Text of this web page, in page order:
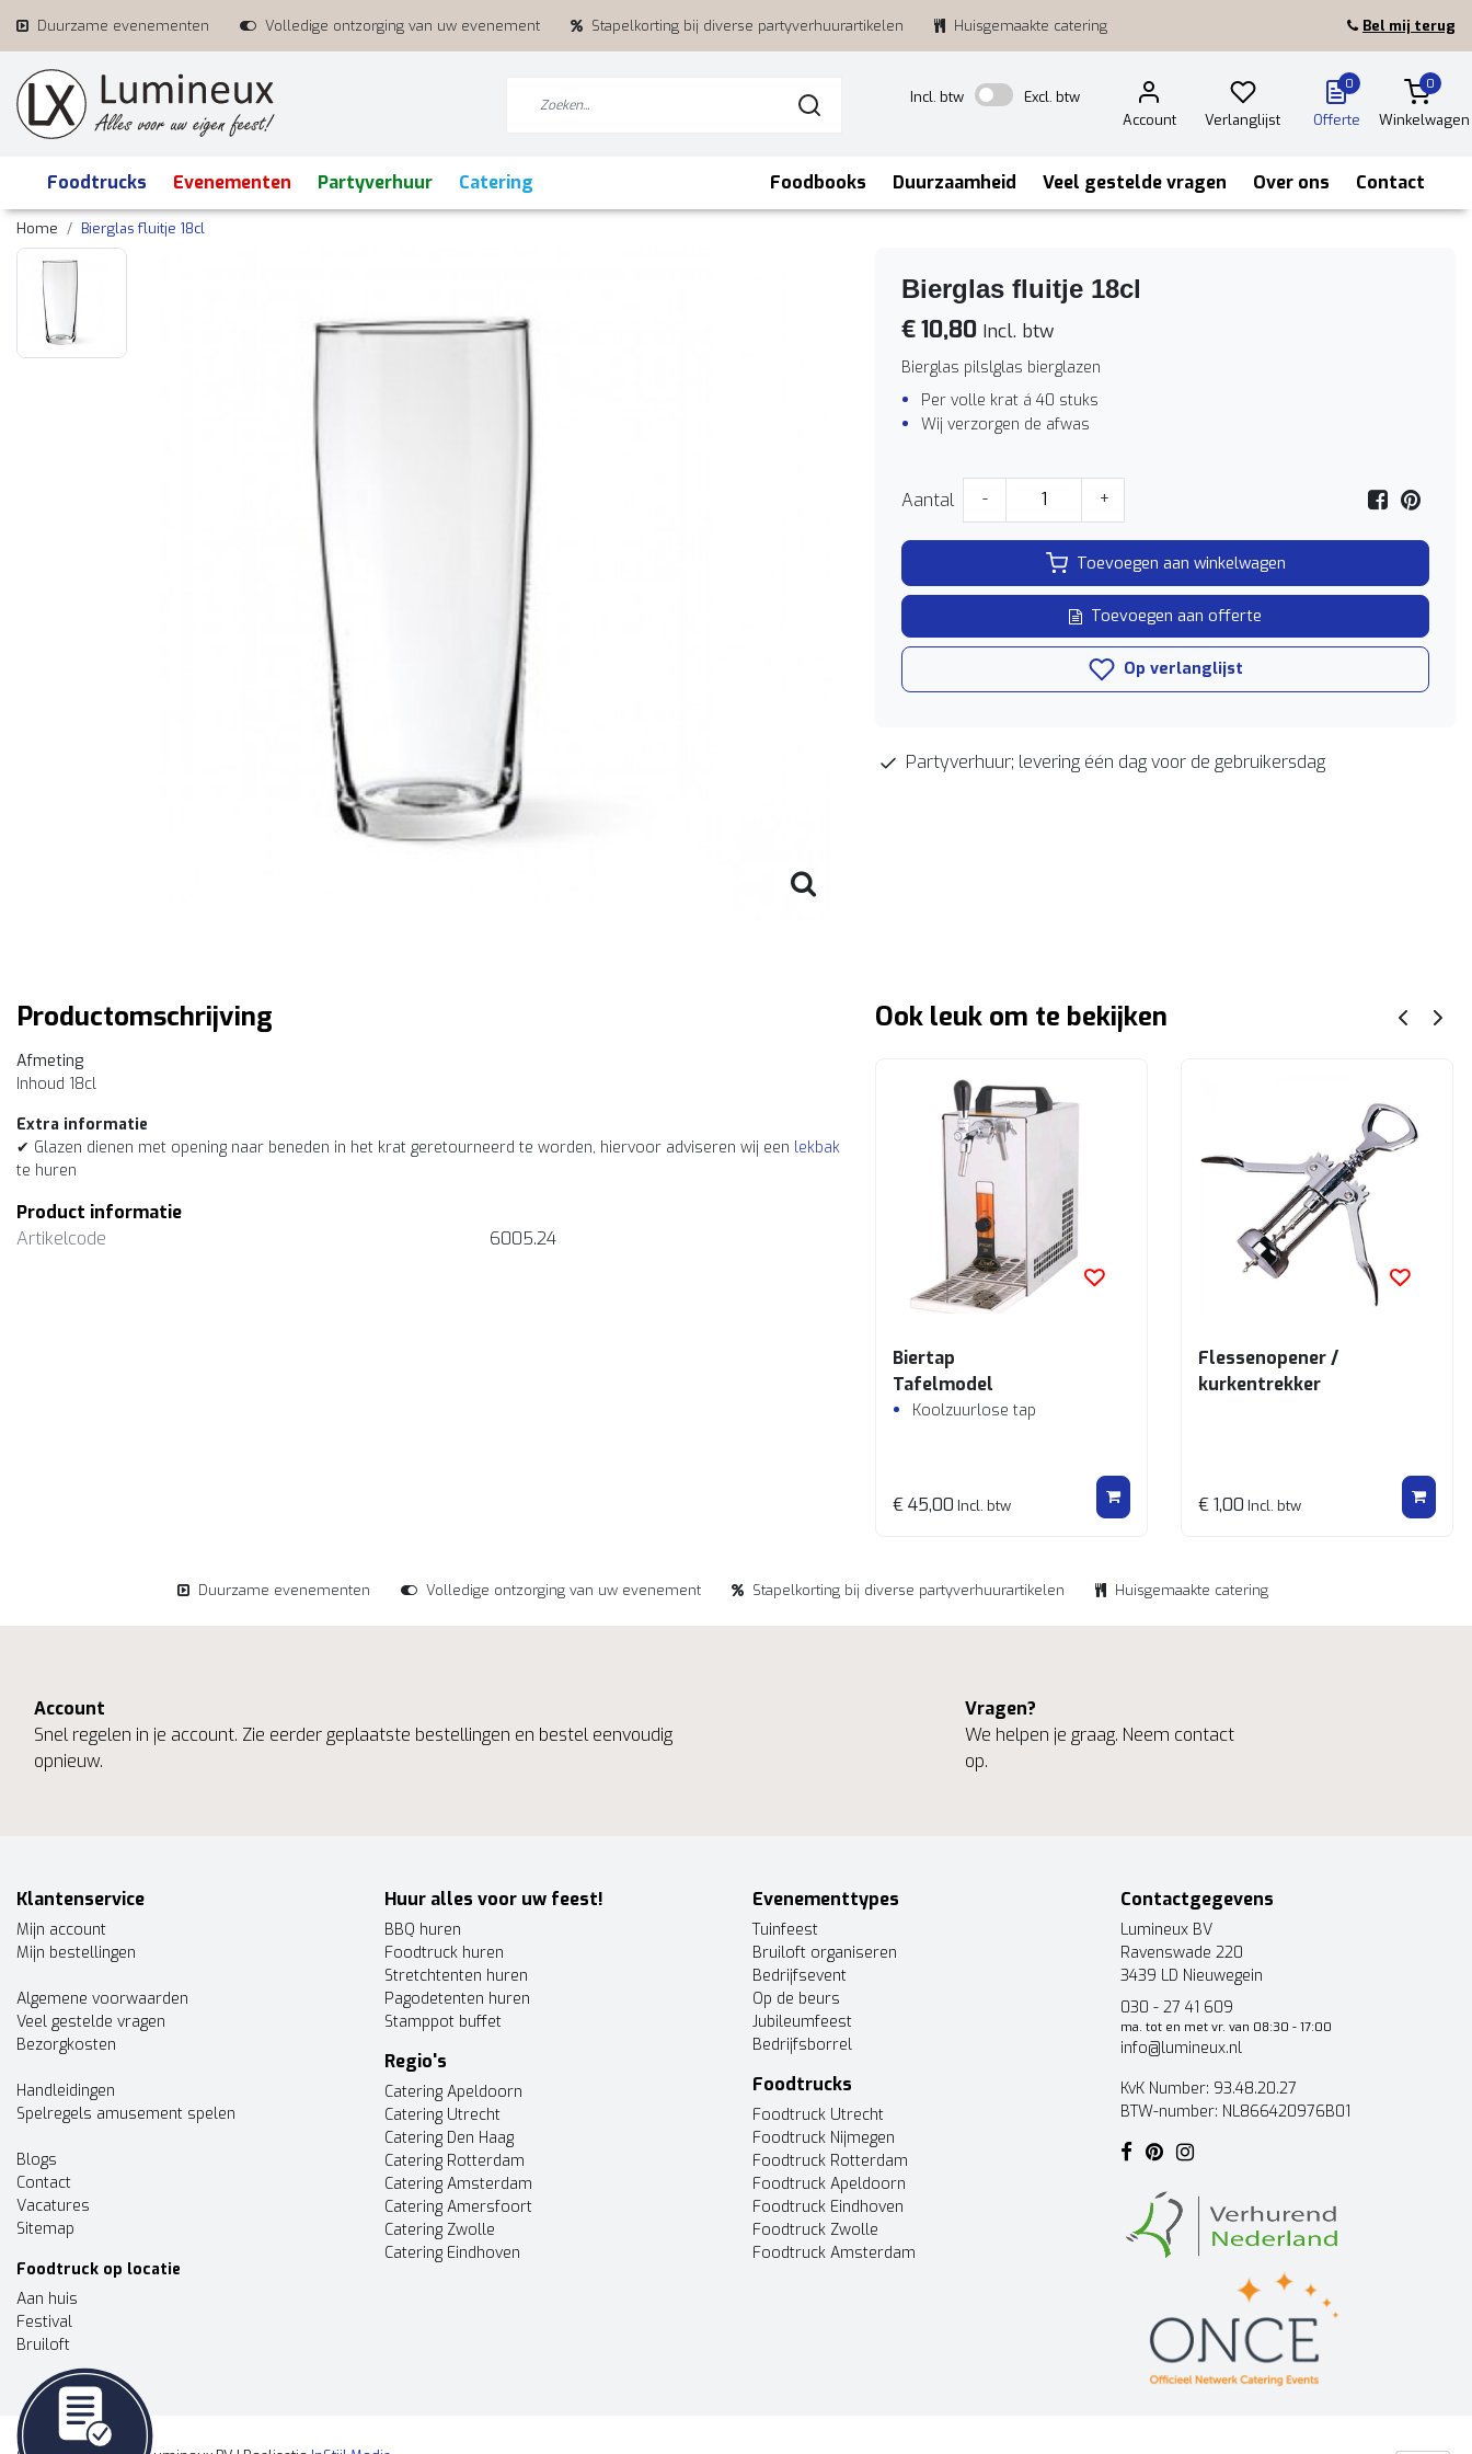
Duurzame evenementen Volledige ontzorging van uw evenement Stapelkorting bij diverse partyverhuurartikelen Huisgemaakte catering Bel mij terug
Incl. btw
Excl. btw
Account
Verlanglijst
0
Offerte
0
Winkelwagen
Foodtrucks Evenementen Partyverhuur Catering Foodbooks Duurzaamheid Veel gestelde vragen Over ons Contact
Home Bierglas fluitje 18cl
Bierglas fluitje 18cl
€ 10,80 Incl. btw
Bierglas pilslglas bierglazen
Per volle krat á 40 stuks
Wij verzorgen de afwas
Aantal - +
Toevoegen aan winkelwagen
Toevoegen aan offerte
Op verlanglijst
Partyverhuur; levering één dag voor de gebruikersdag
Productomschrijving
Afmeting
Inhoud 18cl
Extra informatie
✔ Glazen dienen met opening naar beneden in het krat geretourneerd te worden, hiervoor adviseren wij een lekbak
te huren
Product informatie
Artikelcode
6005.24
Ook leuk om te bekijken
Biertap
Tafelmodel
Koolzuurlose tap
€ 45,00 Incl. btw
Flessenopener /
kurkentrekker
€ 1,00 Incl. btw
Duurzame evenementen Volledige ontzorging van uw evenement Stapelkorting bij diverse partyverhuurartikelen Huisgemaakte catering
Account
Snel regelen in je account. Zie eerder geplaatste bestellingen en bestel eenvoudig
opnieuw.
Vragen?
We helpen je graag. Neem contact
op.
Klantenservice
Mijn account
Mijn bestellingen
Algemene voorwaarden
Veel gestelde vragen
Bezorgkosten
Handleidingen
Spelregels amusement spelen
Blogs
Contact
Vacatures
Sitemap
Foodtruck op locatie
Aan huis
Festival
Bruiloft
Huur alles voor uw feest!
BBQ huren
Foodtruck huren
Stretchtenten huren
Pagodetenten huren
Stamppot buffet
Regio's
Catering Apeldoorn
Catering Utrecht
Catering Den Haag
Catering Rotterdam
Catering Amsterdam
Catering Amersfoort
Catering Zwolle
Catering Eindhoven
Evenementtypes
Tuinfeest
Bruiloft organiseren
Bedrijfsevent
Op de beurs
Jubileumfeest
Bedrijfsborrel
Foodtrucks
Foodtruck Utrecht
Foodtruck Nijmegen
Foodtruck Rotterdam
Foodtruck Apeldoorn
Foodtruck Eindhoven
Foodtruck Zwolle
Foodtruck Amsterdam
Contactgegevens
Lumineux BV
Ravenswade 220
3439 LD Nieuwegein
030 - 27 41 609
ma. tot en met vr. van 08:30 - 17:00
info@lumineux.nl
KvK Number: 93.48.20.27
BTW-number: NL866420976B01